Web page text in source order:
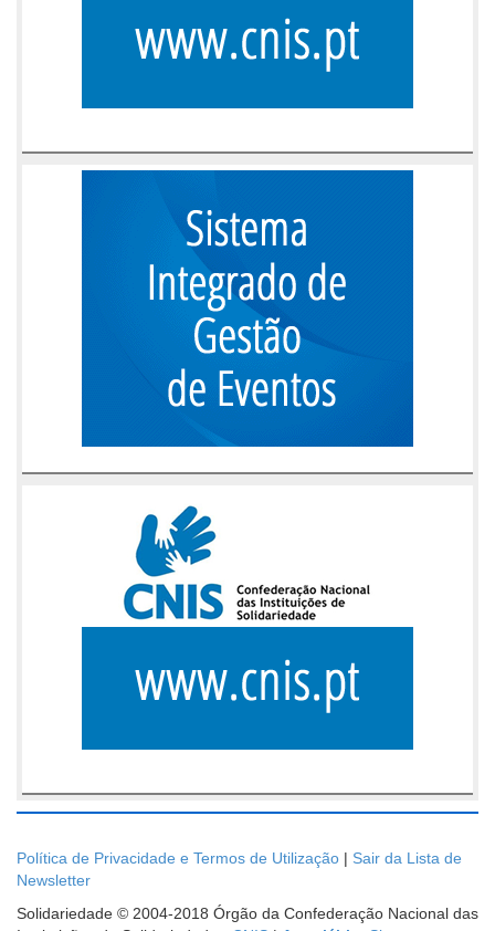
Política de Privacidade e Termos de Utilização | Sair da Lista de
Newsletter
Solidariedade © 2004-2018 Órgão da Confederação Nacional das